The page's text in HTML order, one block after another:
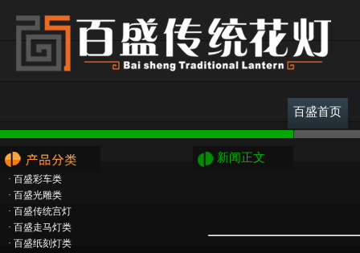
百盛首页
· 百盛彩车类
· 百盛光雕类
· 百盛传统宫灯
· 百盛走马灯类
· 百盛纸刻灯类
新闻正文